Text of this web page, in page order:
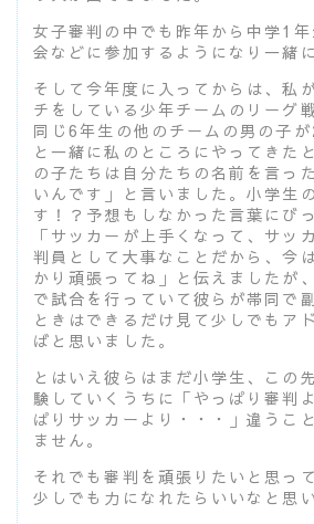
女子審判の中でも昨年から中学1
会などに参加するようになり一緒
そして今年度に入ってからは、私
チをしている少年チームのリーグ
同じ6年生の他のチームの男の子
と一緒に私のところにやってきた
の子たちは自分たちの名前を言っ
いんです」と言いました。小学生
す！？予想もしなかった言葉にび
「サッカーが上手くなって、サッ
判員として大事なことだから、今
かり頑張ってね」と伝えましたが
で試合を行っていて彼らが帯同で
ときはできるだけ見て少しでもア
ばと思いました。
とはいえ彼らはまだ小学生、この
験していくうちに「やっぱり審判
ぱりサッカーより・・・」違うこ
ません。
それでも審判を頑張りたいと思っ
少しでも力になれたらいいなと思い